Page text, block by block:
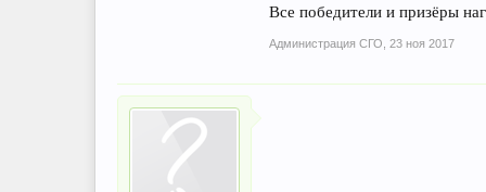
Все победители и призёры
Администрация СГО 23 ноя 2017